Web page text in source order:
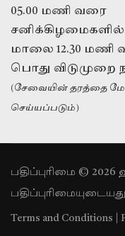
05.00 மணி வரை
மாலை 12.30 மணி
பொது விடுமுறை
(சேவையின் தரத்தை
செய்யப்படும்)
பதிப்புரிமை © 2026
Terms and Conditions